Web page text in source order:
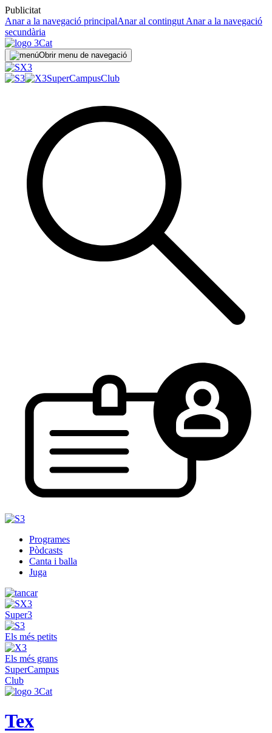
Publicitat
Anar a la navegació principalAnar al contingut Anar a la navegació
secundària
Obrir menu de navegació
SuperCampusClub
Programes
Pòdcasts
Canta i balla
Juga
Super3
Els més petits
Els més grans
SuperCampus
Club
Tex